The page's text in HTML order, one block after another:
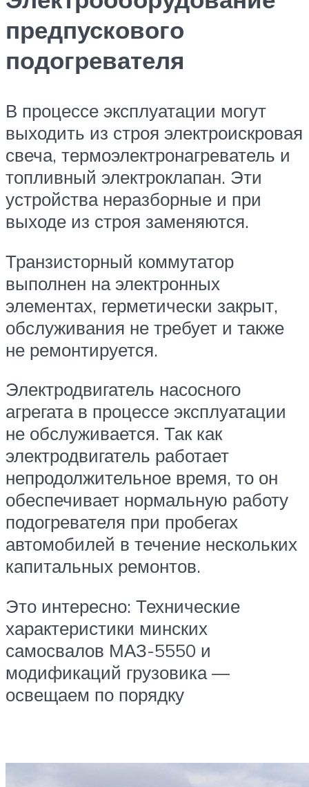
предпускового
подогревателя
В процессе эксплуатации могут
выходить из строя электроискровая
свеча, термоэлектронагреватель и
топливный электроклапан. Эти
устройства неразборные и при
выходе из строя заменяются.
Транзисторный коммутатор
выполнен на электронных
элементах, герметически закрыт,
обслуживания не требует и также
не ремонтируется.
Электродвигатель насосного
агрегата в процессе эксплуатации
не обслуживается. Так как
электродвигатель работает
непродолжительное время, то он
обеспечивает нормальную работу
подогревателя при пробегах
автомобилей в течение нескольких
капитальных ремонтов.
Это интересно: Технические
характеристики минских
самосвалов МАЗ-5550 и
модификаций грузовика —
освещаем по порядку